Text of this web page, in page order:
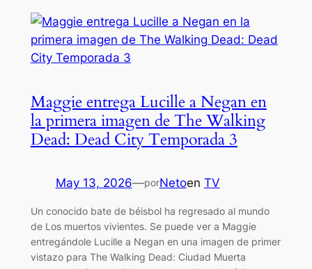
Maggie entrega Lucille a Negan en
la primera imagen de The Walking
Dead: Dead City Temporada 3
May 13, 2026—porNetoen TV
Un conocido bate de béisbol ha regresado al mundo
de Los muertos vivientes. Se puede ver a Maggie
entregándole Lucille a Negan en una imagen de primer
vistazo para The Walking Dead: Ciudad Muerta